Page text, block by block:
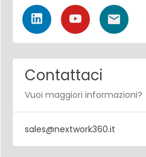
Contattaci
Vuoi maggiori informazioni?
sales@nextwork360.it